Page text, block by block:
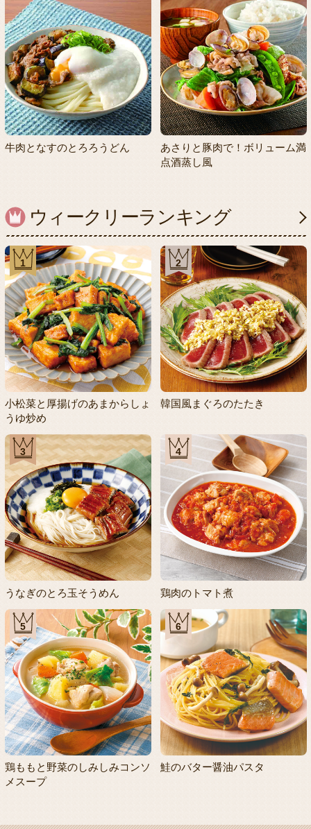
牛肉となすのとろろうどん
あさりと豚肉で！ボリューム満
点酒蒸し風
ウィークリーランキング
1
小松菜と厚揚げのあまからしょ
うゆ炒め
2
韓国風まぐろのたたき
3
うなぎのとろ玉そうめん
4
鶏肉のトマト煮
5
鶏ももと野菜のしみしみコンソ
メスープ
6
鮭のバター醤油パスタ